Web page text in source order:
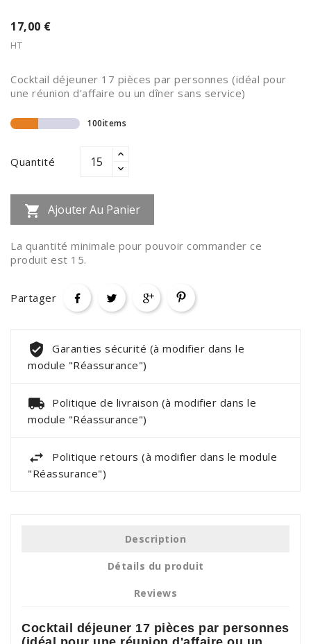
17,00 €
HT
Cocktail déjeuner 17 pièces par personnes (idéal pour
une réunion d'affaire ou un dîner sans service)
100items
Quantité
 Ajouter Au Panier
La quantité minimale pour pouvoir commander ce
produit est 15.
Partager
Garanties sécurité (à modifier dans le
module "Réassurance")
Politique de livraison (à modifier dans le
module "Réassurance")
Politique retours (à modifier dans le module
"Réassurance")
Description
Détails du produit
Reviews
Cocktail déjeuner 17 pièces par personnes